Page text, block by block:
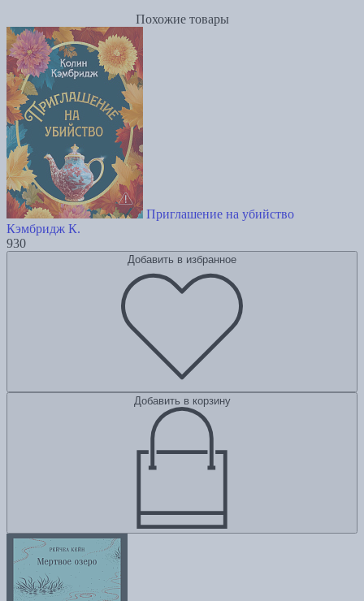
Похожие товары
Приглашение на убийство
Кэмбридж К.
930
Добавить в избранное
Добавить в корзину